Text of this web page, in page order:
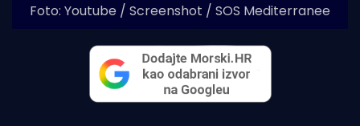
Foto: Youtube / Screenshot / SOS Mediterranee